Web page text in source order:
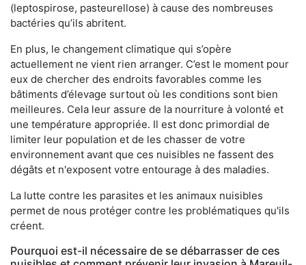
(leptospirose, pasteurellose) à cause des nombreuses
bactéries qu’ils abritent.
En plus, le changement climatique qui s’opère
actuellement ne vient rien arranger. C’est le moment pour
eux de chercher des endroits favorables comme les
bâtiments d’élevage surtout où les conditions sont bien
meilleures. Cela leur assure de la nourriture à volonté et
une température appropriée. Il est donc primordial de
limiter leur population et de les chasser de votre
environnement avant que ces nuisibles ne fassent des
dégâts et n'exposent votre entourage à des maladies.
La lutte contre les parasites et les animaux nuisibles
permet de nous protéger contre les problématiques qu'ils
créent.
Pourquoi est-il nécessaire de se débarrasser de ces